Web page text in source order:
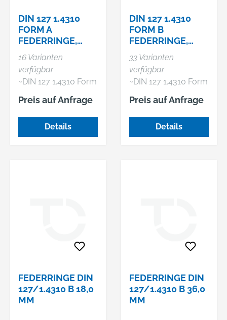
DIN 127 1.4310
FORM A
FEDERRINGE,
AUFGEBOGEN
16 Varianten
verfügbar
~DIN 127 1.4310 Form
A Federringe,
aufgebogen
Preis auf Anfrage
Details
DIN 127 1.4310
FORM B
FEDERRINGE,
GLATT
33 Varianten
verfügbar
~DIN 127 1.4310 Form
B Federringe, glatt
Preis auf Anfrage
Details
FEDERRINGE DIN
127/1.4310 B 18,0
MM
FEDERRINGE DIN
127/1.4310 B 36,0
MM